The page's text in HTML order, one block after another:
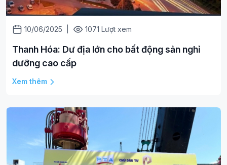
10/06/2025 1071 Lượt xem
Thanh Hóa: Dư địa lớn cho bất động sản nghỉ
dưỡng cao cấp
Xem thêm